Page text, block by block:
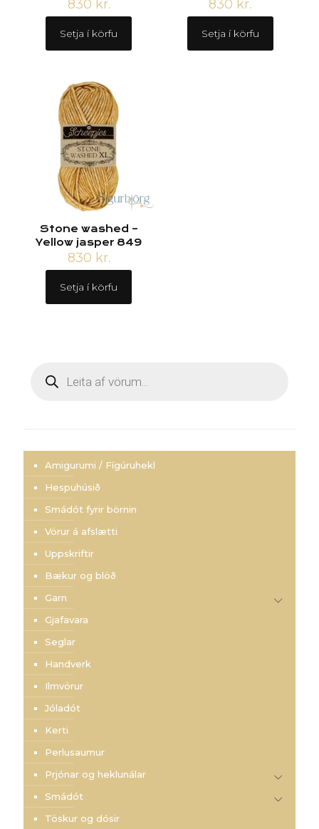
830 kr.
Setja í körfu
830 kr.
Setja í körfu
Stone washed –
Yellow jasper 849
830 kr.
Setja í körfu
search
Amigurumi / Fígúruhekl
Hespuhúsið
Smádót fyrir börnin
Vörur á afslætti
Uppskriftir
Bækur og blöð
Garn
Gjafavara
Seglar
Handverk
Ilmvörur
Jóladót
Kerti
Perlusaumur
Prjónar og heklunálar
Smádót
Töskur og dósir